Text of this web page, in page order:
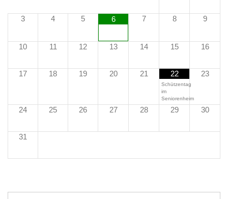
3 4 5 6 7 8 9
10 11 12 13 14 15 16
17 18 19 20 21 22
Schützentag
im
Seniorenheim
23
24 25 26 27 28 29 30
31